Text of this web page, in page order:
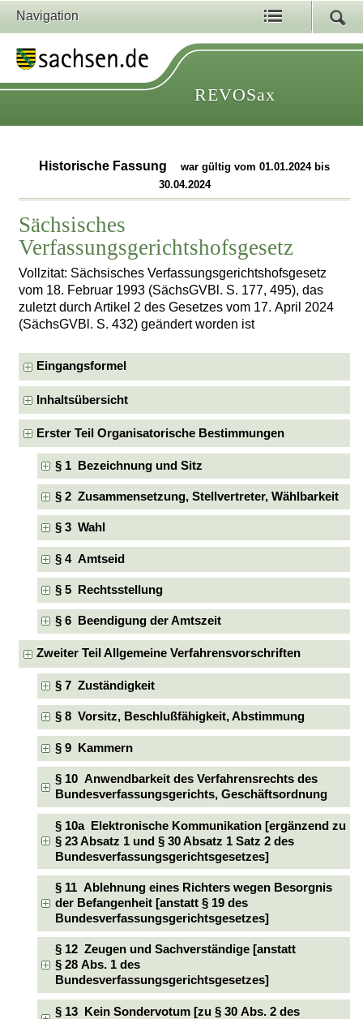
Navigation
REVOSax
Historische Fassung
war gültig vom 01.01.2024 bis
30.04.2024
Sächsisches
Verfassungsgerichtshofsgesetz
Vollzitat: Sächsisches Verfassungsgerichtshofsgesetz
vom 18. Februar 1993 (SächsGVBl. S. 177, 495), das
zuletzt durch Artikel 2 des Gesetzes vom 17. April 2024
(SächsGVBl. S. 432) geändert worden ist
Eingangsformel
Inhaltsübersicht
Erster Teil Organisatorische Bestimmungen
§ 1 Bezeichnung und Sitz
§ 2 Zusammensetzung, Stellvertreter, Wählbarkeit
§ 3 Wahl
§ 4 Amtseid
§ 5 Rechtsstellung
§ 6 Beendigung der Amtszeit
Zweiter Teil Allgemeine Verfahrensvorschriften
§ 7 Zuständigkeit
§ 8 Vorsitz, Beschlußfähigkeit, Abstimmung
§ 9 Kammern
§ 10 Anwendbarkeit des Verfahrensrechts des
Bundesverfassungsgerichts, Geschäftsordnung
§ 10a Elektronische Kommunikation [ergänzend zu
§ 23 Absatz 1 und § 30 Absatz 1 Satz 2 des
Bundesverfassungsgerichtsgesetzes]
§ 11 Ablehnung eines Richters wegen Besorgnis
der Befangenheit [anstatt § 19 des
Bundesverfassungsgerichtsgesetzes]
§ 12 Zeugen und Sachverständige [anstatt
§ 28 Abs. 1 des
Bundesverfassungsgerichtsgesetzes]
§ 13 Kein Sondervotum [zu § 30 Abs. 2 des